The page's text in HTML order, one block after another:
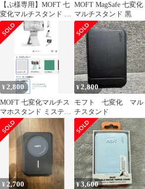
【ぷ様専用】MOFT 七
変化マルチスタンド ミ
ントグリーン
MOFT MagSafe 七変化
マルチスタンド 黒
¥ 2,800
MOFT 七変化マルチス
マホスタンド ミスティ
グレー
¥2,800
モフト 七変化 マル
チスタンド
¥ 2,700 ¥3,600